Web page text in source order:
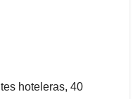
hoteleras, 40